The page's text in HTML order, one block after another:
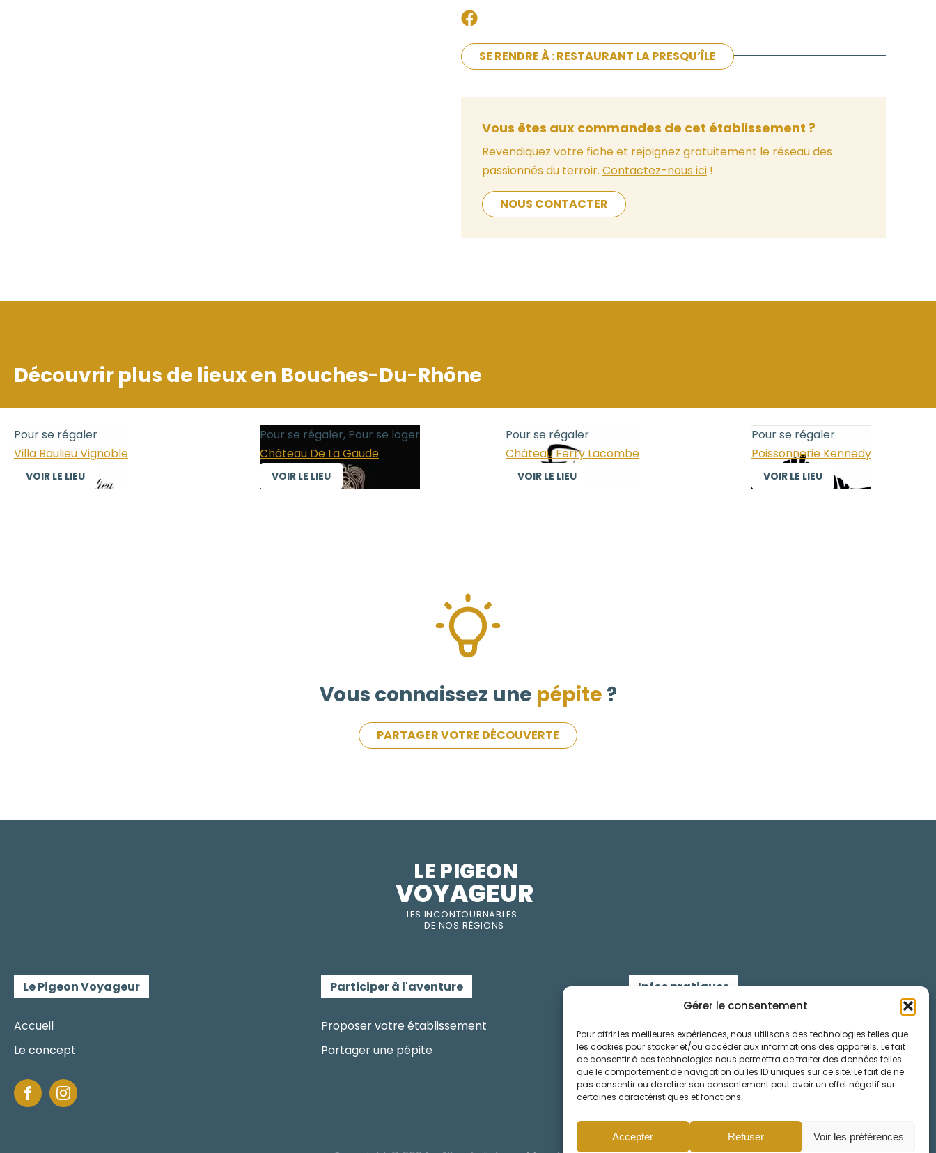
Gérer le consentement
Pour offrir les meilleures expériences, nous utilisons des technologies telles que
les cookies pour stocker et/ou accéder aux informations des appareils. Le fait
de consentir à ces technologies nous permettra de traiter des données telles
que le comportement de navigation ou les ID uniques sur ce site. Le fait de ne
pas consentir ou de retirer son consentement peut avoir un effet négatif sur
certaines caractéristiques et fonctions.
Accepter Refuser Voir les préférences
SE RENDRE À : RESTAURANT LA PRESQU’ÎLE
Vous êtes aux commandes de cet établissement ?
Revendiquez votre fiche et rejoignez gratuitement le réseau des
passionnés du terroir. Contactez-nous ici !
NOUS CONTACTER
Découvrir plus de lieux en Bouches-Du-Rhône
Pour se régaler
Villa Baulieu Vignoble
VOIR LE LIEU
Pour se régaler, Pour se loger
Château De La Gaude
VOIR LE LIEU
Pour se régaler
Château Ferry Lacombe
VOIR LE LIEU
Pour se régaler
Poissonnerie Kennedy
VOIR LE LIEU
Vous connaissez une pépite ?
PARTAGER VOTRE DÉCOUVERTE
LES INCONTOURNABLES
DE NOS RÉGIONS
LE PIGEON
VOYAGEUR
Le Pigeon Voyageur
Accueil
Le concept
Participer à l'aventure
Proposer votre établissement
Partager une pépite
Infos pratiques
Mentions légales
Cookies